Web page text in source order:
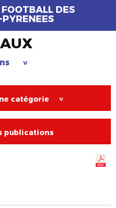
DES
>
catégorie >
publications